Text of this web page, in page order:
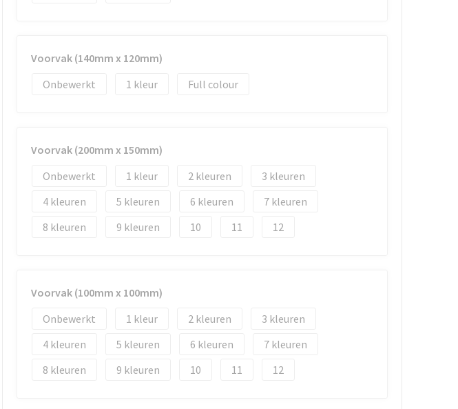
Voorvak (140mm x 120mm)
Onbewerkt
1 Full colour
Voorvak (200mm x 150mm)
Onbewerkt
1 2
3
4
5 6
7
8
9 10 11 12
Voorvak (100mm x 100mm)
Onbewerkt
1 2
3
4
5 6
7
8
9 10 11 12